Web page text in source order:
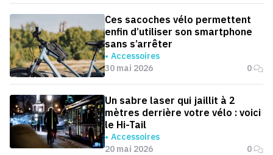
Ces sacoches vélo permettent
enfin d’utiliser son smartphone
sans s’arrêter
Accessoires
30 mai 2026
0
Un sabre laser qui jaillit à 2
mètres derrière votre vélo : voici
le Hi-Tail
Accessoires
20 mai 2026
0